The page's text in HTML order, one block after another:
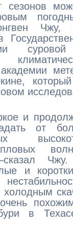
сезонов
Чжу,
и
от
и
холодным
в